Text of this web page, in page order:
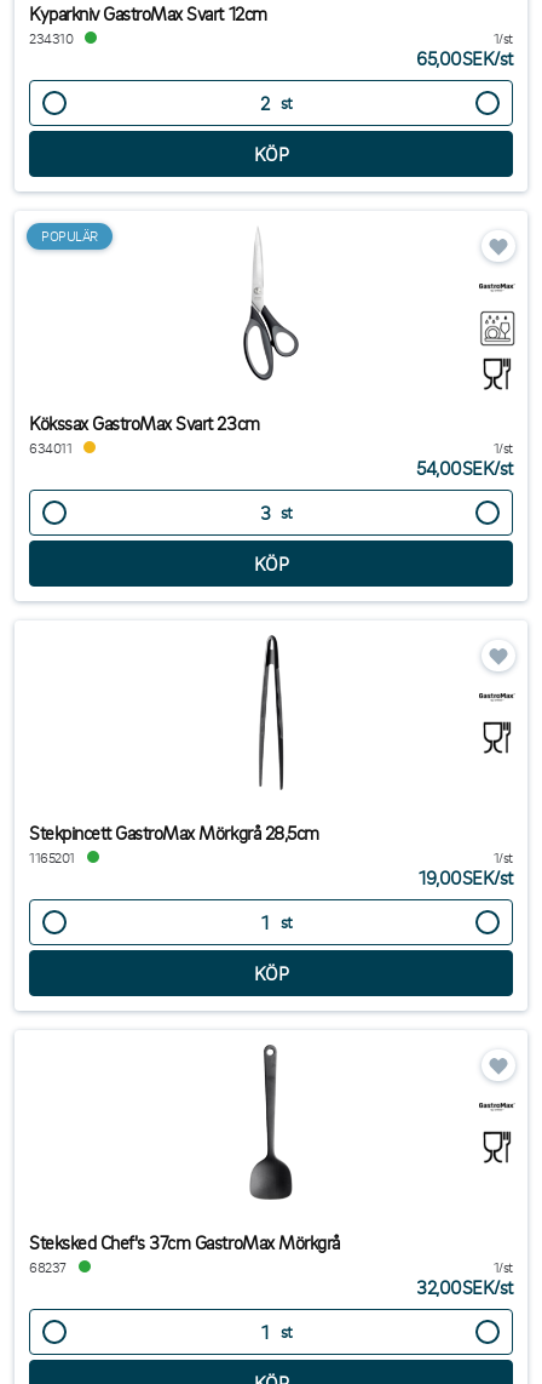
Kyparkniv GastroMax Svart 12cm
234310 1/st
65,00SEK/st
st
POPULÄR
Kökssax GastroMax Svart 23cm
634011 1/st
54,00SEK/st
st
Stekpincett GastroMax Mörkgrå 28,5cm
1165201 1/st
19,00SEK/st
st
Steksked Chef's 37cm GastroMax Mörkgrå
68237 1/st
32,00SEK/st
st